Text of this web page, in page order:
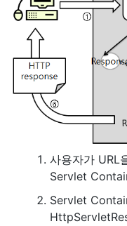
사용자가 URL
Servlet
Servlet